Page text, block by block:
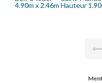
parking au